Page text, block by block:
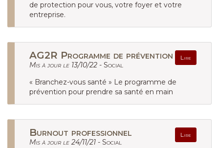
de protection pour vous, votre foyer et votre
entreprise.
AG2R Programme de prévention Lire
Mis à jour le 13/10/22 - Social
« Branchez-vous santé » Le programme de
prévention pour prendre sa santé en main
Burnout professionnel Lire
Mis à jour le 24/11/21 - Social